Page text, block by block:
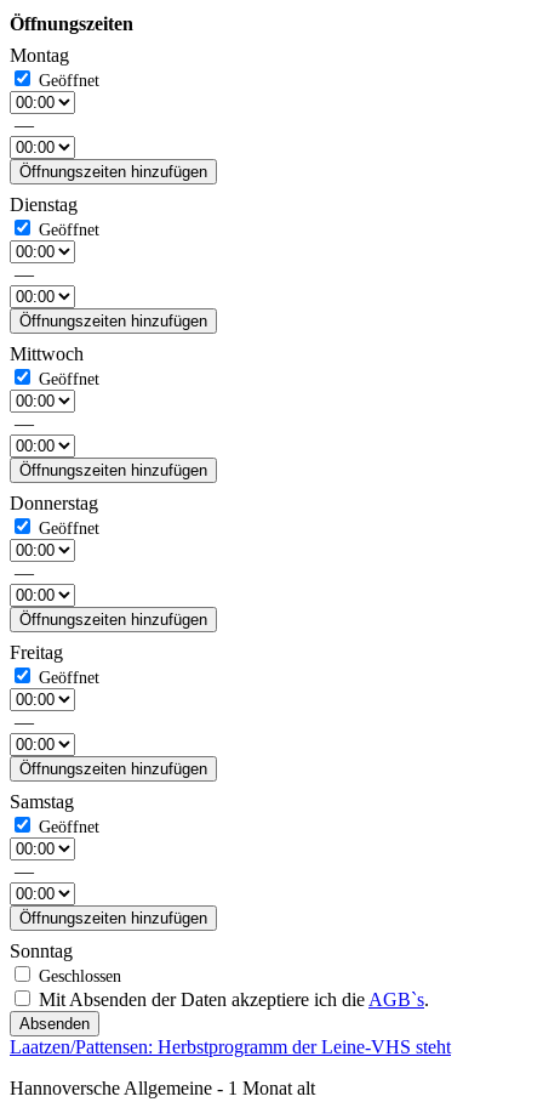
Öffnungszeiten
Montag
—
Öffnungszeiten hinzufügen
Dienstag
—
Öffnungszeiten hinzufügen
Mittwoch
—
Öffnungszeiten hinzufügen
Donnerstag
—
Öffnungszeiten hinzufügen
Freitag
—
Öffnungszeiten hinzufügen
Samstag
—
Öffnungszeiten hinzufügen
Sonntag
Mit Absenden der Daten akzeptiere ich die AGB`s.
Absenden
Laatzen/Pattensen: Herbstprogramm der Leine-VHS steht
Hannoversche Allgemeine - 1 Monat alt